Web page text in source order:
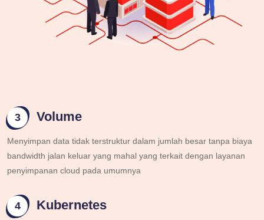
3 Volume
Menyimpan data tidak terstruktur dalam jumlah besar tanpa biaya
bandwidth jalan keluar yang mahal yang terkait dengan layanan
penyimpanan cloud pada umumnya
4 Kubernetes